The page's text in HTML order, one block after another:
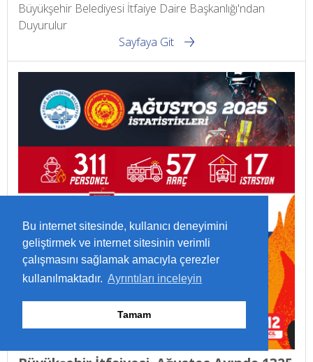
Bu internet sitesinde, kullanıcı deneyimini
geliştirmek ve internet sitesinin verimli
çalışmasını sağlamak amacıyla çerezler
kullanılmaktadır. Ayrıntıları inceleyin
Tamam
Büyükşehir Belediyesi İtfaiye Daire Başkanlığı'ndan
Duyurulur
Sayfaya Git